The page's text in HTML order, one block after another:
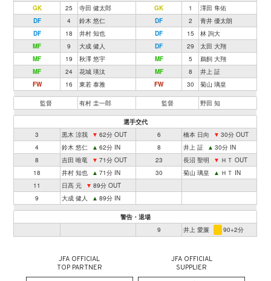
GK
25 寺田 健太郎 GK 1
澤田 隼佑
DF
4 鈴木 悠仁 DF 2
青井 優太朗
DF
18 井村 知也 DF 15
林 詢大
MF
9 大成 健人 DF 29
太田 大翔
MF
19 秋澤 悠宇 MF 5
鵜飼 大翔
MF
24 花城 瑛汰 MF 8
井上 証
FW
16 東若 泰雅 FW 30 菊山 璃皇
監督 有村 圭一郎 監督 野田 知
選手交代
3
黒木 涼我 ▼ 62分 OUT 6 橋本 日向 ▼ 30分 OUT
4
鈴木 悠仁 ▲ 62分 IN 8 井上 証 ▲ 30分 IN
8
吉田 唯竜 ▼ 71分 OUT 23 長沼 聖明 ▼ ＨＴ OUT
18
井村 知也 ▲ 71分 IN 30 菊山 璃皇 ▲ ＨＴ IN
11
日髙 元 ▼ 89分 OUT
9
大成 健人 ▲ 89分 IN
警告・退場
9
井上 愛簾 90+2分
JFA OFFICIAL
TOP PARTNER
JFA OFFICIAL
SUPPLIER